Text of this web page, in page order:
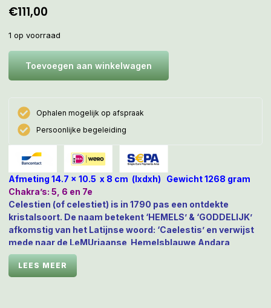
€111,00
1 op voorraad
Toevoegen aan winkelwagen
Ophalen mogelijk op afspraak
Persoonlijke begeleiding
Afmeting 14.7 x 10.5 x 8 cm (lxdxh) Gewicht 1268 gram
Chakra’s: 5, 6 en 7e
Celestien (of celestiet) is in 1790 pas een ontdekte
kristalsoort. De naam betekent ‘HEMELS’ & ‘GODDELIJK’
afkomstig van het Latijnse woord: ‘Caelestis’ en verwijst
mede naar de LeMUriaanse Hemelsblauwe Andara
uitstraling van Hemelse Moeder LeMUria – Maria, die deze
kristallen vertegenwoordigen. Ze wordt soms ook
‘Celestiet’ of ‘Engelensteen’ genoemd, want die
LEES MEER